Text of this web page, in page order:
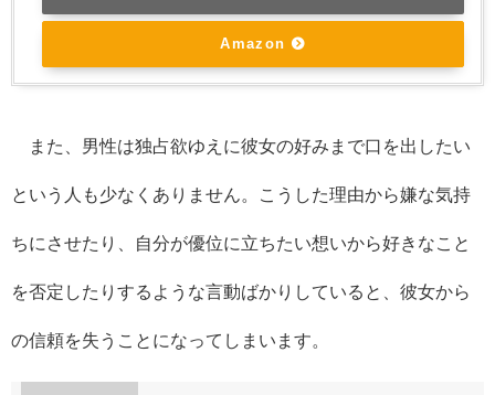
Amazon
また、男性は独占欲ゆえに彼女の好みまで口を出したい
という人も少なくありません。こうした理由から嫌な気持
ちにさせたり、自分が優位に立ちたい想いから好きなこと
を否定したりするような言動ばかりしていると、彼女から
の信頼を失うことになってしまいます。